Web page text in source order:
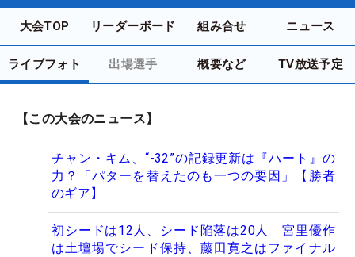
大会TOP リーダーボード 組み合せ ニュース
ライブフォト 出場選手 概要など TV放送予定
【この大会のニュース】
チャン・キム、“-32”の記録更新は『ハート』の
力？「パターを替えたのも一つの要因」【勝者
のギア】
初シードは12人、シード陥落は20人 宮里優作
は土壇場でシード保持、藤田寛之はファイナル